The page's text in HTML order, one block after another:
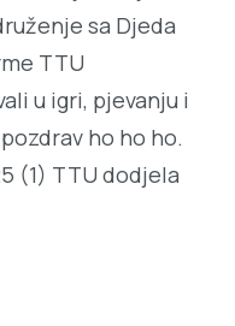
sa Djeda
TTU
u igri, pjevanju i
ho ho ho.
(1) TTU dodjela